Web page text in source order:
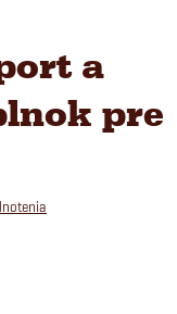
a
pre